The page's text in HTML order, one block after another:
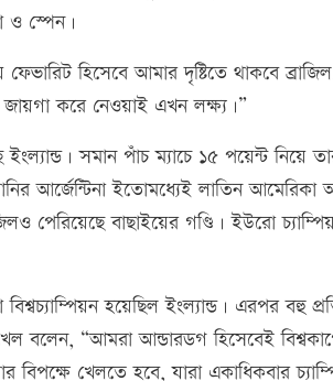
ও স্পেন।
হিসেবে আমার দৃষ্টিতে থাকবে
জায়গা করে নেওয়াই এখন লক্ষ্য।”
ইংল্যান্ড। সমান পাঁচ ম্যাচে ১৫ পয়েন্ট
আর্জেন্টিনা ইতোমধ্যেই লাতিন আমেরিকা
পেরিয়েছে বাছাইয়ের গণ্ডি। ইউরো
হয়েছিল ইংল্যান্ড। এরপর বহু
বলেন, “আমরা আন্ডারডগ হিসেবেই
খেলতে হবে, যারা একাধিকবার